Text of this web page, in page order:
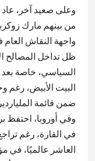
وعلى صعيد آخر، عاد
من بينهم مارك
واجهة النقاش العام
ظل تداخل المصالح
السياسي، خاصة
البيت الأبيض، رغم
ضمن قائمة
وفي أوروبا، احتفظ
في القارة، رغم
العاشر عالميًا،